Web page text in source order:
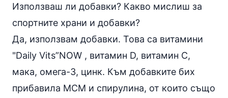
Използваш ли добавки? Какво мислиш за
спортните храни и добавки?
Да, използвам добавки. Това са витамини
"Daily Vits”NOW , витамин D, витамин С,
мака, омега-3, цинк. Към добавките бих
прибавила МСМ и спирулина, от които също